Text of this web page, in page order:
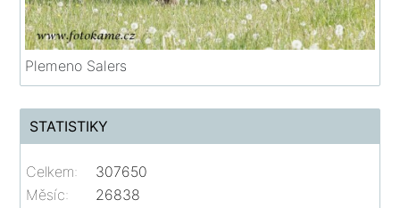
Plemeno Salers
STATISTIKY
Celkem:
307650
Měsíc:
26838